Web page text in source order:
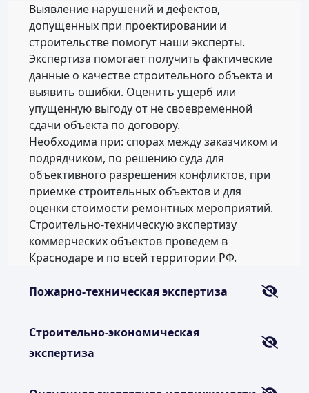
Выявление нарушений и дефектов,
допущенных при проектировании и
строительстве помогут наши эксперты.
Экспертиза помогает получить фактические
данные о качестве строительного объекта и
выявить ошибки. Оценить ущерб или
упущенную выгоду от не своевременной
сдачи объекта по договору.
Необходима при: спорах между заказчиком и
подрядчиком, по решению суда для
объективного разрешения конфликтов, при
приемке строительных объектов и для
оценки стоимости ремонтных мероприятий.
Строительно-техническую экспертизу
коммерческих объектов проведем в
Краснодаре и по всей территории РФ.
Пожарно-техническая экспертиза
Строительно-экономическая
экспертиза